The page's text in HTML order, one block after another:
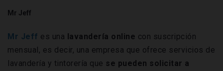
Mr Jeff
Mr Jeff es una lavandería online con suscripción
mensual, es decir, una empresa que ofrece servicios de
lavandería y tintorería que se pueden solicitar a